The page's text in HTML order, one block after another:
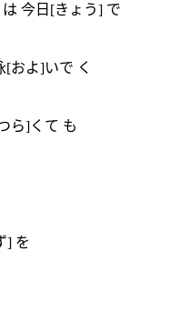
今日[きょう] で
およ]いで く
ら]くて も
] を